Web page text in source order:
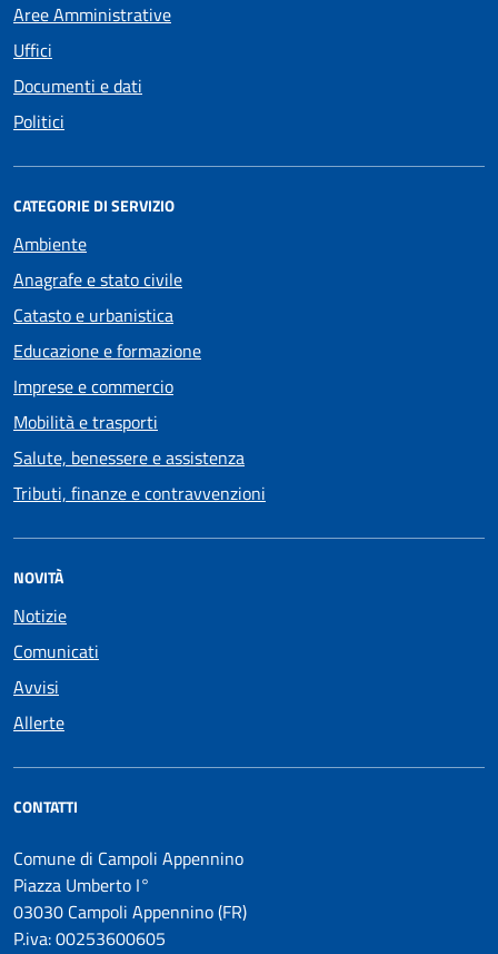
Aree Amministrative
Uffici
Documenti e dati
Politici
CATEGORIE DI SERVIZIO
Ambiente
Anagrafe e stato civile
Catasto e urbanistica
Educazione e formazione
Imprese e commercio
Mobilità e trasporti
Salute, benessere e assistenza
Tributi, finanze e contravvenzioni
NOVITÀ
Notizie
Comunicati
Avvisi
Allerte
CONTATTI
Comune di Campoli Appennino
Piazza Umberto I°
03030 Campoli Appennino (FR)
P.iva: 00253600605